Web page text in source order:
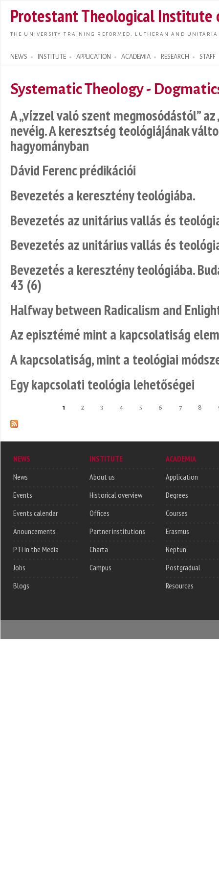
main
Protestant Theological Institute
THE UNIVERSITY TRAINING REFORMED, LUTHERAN AND
NEWS INSTITUTE APPLICATION ACADEMIA RESEARCH STAFF
Search form
Systematic Theology -
A „vízzel való szent megmosódástól” az
nevéig. A keresztség teológiájának
hagyományban
Dávid Ferenc prédikációi
Bevezetés a keresztény teológiába.
Bevezetés az unitárius vallás és
Bevezetés az unitárius vallás és
Bevezetés a keresztény teológiába.
43 (6)
Halfway between Radicalism and
Az episztémé mint a kapcsolatiság
A kapcsolatiság, mint a teológiai
Egy kapcsolati teológia lehetőségei
1 2 3 4 5 6 7 8
NEWS
News
Events
Events calendar
Anouncements
PTI in the Media
Jobs
Blogs
INSTITUTE
About us
Historical overview
Offices
Partner institutions
Charta
Campus
ACADEMIA
Application
Degrees
Courses
Erasmus
Neptun
Postgradual
Resources